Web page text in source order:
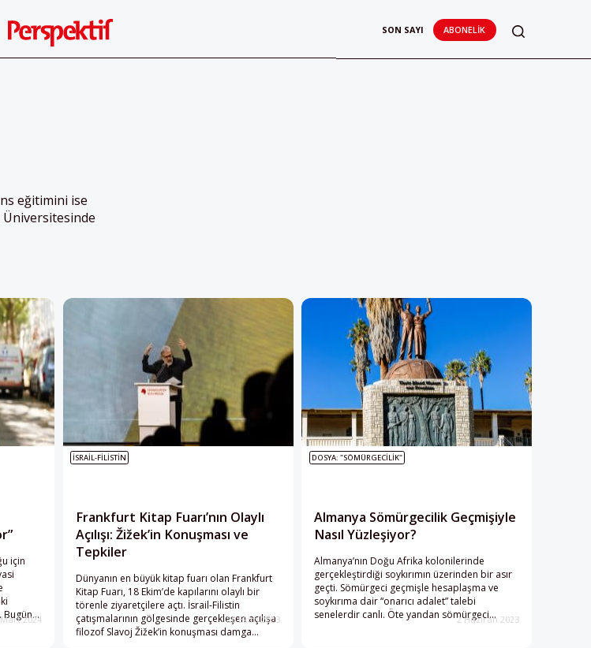
SON SAYI ABONELIK
eğitimini ise
için
Bugün2024
Frankfurt Kitap Fuarı’nın Olaylı
Açılışı: Žižek’in Konuşması ve
Tepkiler
Dünyanın en büyük kitap fuarı olan Frankfurt
Kitap Fuarı, 18 Ekim’de kapılarını olaylı bir
törenle ziyaretçilere açtı. İsrail-Filistin
çatışmalarının gölgesinde gerçekleşen açılışa
filozof Slavoj Žižek’in konuşması damga
İSRAIL-FILISTIN
20 Ekim 2023
Almanya Sömürgecilik Geçmişiyle
Nasıl Yüzleşiyor?
Almanya’nın Doğu Afrika kolonilerinde
gerçekleştirdiği soykırımın üzerinden bir asır
geçti. Sömürgeci geçmişle hesaplaşma ve
soykırıma dair “onarıcı adalet” talebi
senelerdir canlı. Öte yandan sömürgeci
DOSYA: "SÖMÜRGECILIK"
2 Haziran 2023